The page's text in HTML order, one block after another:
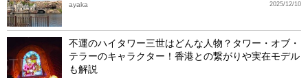
2025/12/10
ayaka
不運のハイタワー三世はどんな人物？タワー・オブ・
テラーのキャラクター！香港との繋がりや実在モデル
も解説